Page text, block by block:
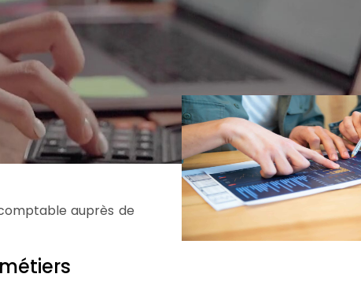
auprès de